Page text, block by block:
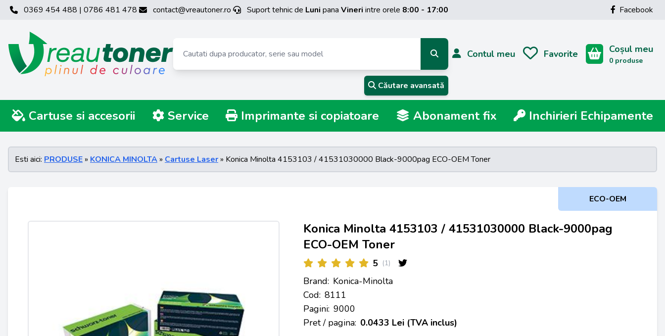
0369 454 488 | 0786 481 478 contact@vreautoner.ro Suport tehnic de Luni pana Vineri intre orele 8:00 - 17:00 Facebook
Căutare avansată
Contul meu Favorite Coșul meu
0 produse
Cartuse si accesorii Service Imprimante si copiatoare Abonament fix Inchirieri Echipamente
Esti aici: PRODUSE » KONICA MINOLTA » Cartuse Laser » Konica Minolta 4153103 / 41531030000 Black-9000pag ECO-OEM Toner
ECO-OEM
Konica Minolta 4153103 / 41531030000 Black-9000pag
ECO-OEM Toner
5 (1)
Brand: Konica-Minolta
Cod: 8111
Pagini: 9000
Pret / pagina: 0.0433 Lei (TVA inclus)